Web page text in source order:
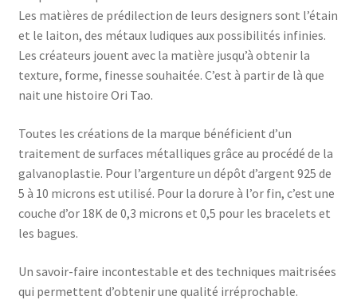
Les matières de prédilection de leurs designers sont l’étain
et le laiton, des métaux ludiques aux possibilités infinies.
Les créateurs jouent avec la matière jusqu’à obtenir la
texture, forme, finesse souhaitée. C’est à partir de là que
nait une histoire Ori Tao.
Toutes les créations de la marque bénéficient d’un
traitement de surfaces métalliques grâce au procédé de la
galvanoplastie. Pour l’argenture un dépôt d’argent 925 de
5 à 10 microns est utilisé. Pour la dorure à l’or fin, c’est une
couche d’or 18K de 0,3 microns et 0,5 pour les bracelets et
les bagues.
Un savoir-faire incontestable et des techniques maitrisées
qui permettent d’obtenir une qualité irréprochable.